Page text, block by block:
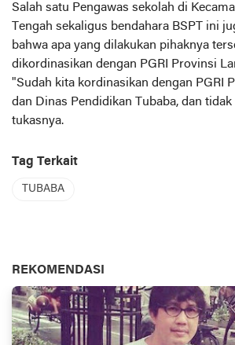
Salah satu Pengawas sekolah di
Tengah sekaligus bendahara BSPT ini
bahwa apa yang dilakukan pihaknya
dikordinasikan dengan PGRI Provinsi
"Sudah kita kordinasikan dengan PGRI
dan Dinas Pendidikan Tubaba, dan
tukasnya.
Tag Terkait
TUBABA
REKOMENDASI